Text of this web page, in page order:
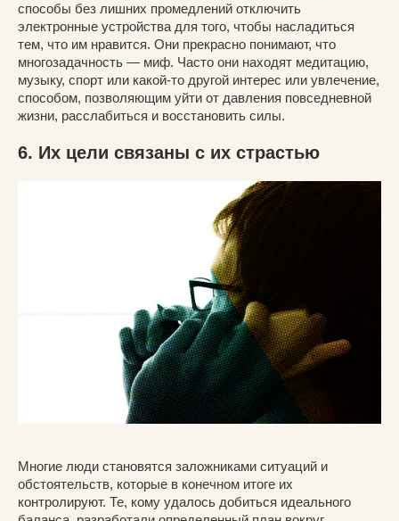
способы без лишних промедлений отключить
электронные устройства для того, чтобы насладиться
тем, что им нравится. Они прекрасно понимают, что
многозадачность — миф. Часто они находят медитацию,
музыку, спорт или какой-то другой интерес или увлечение,
способом, позволяющим уйти от давления повседневной
жизни, расслабиться и восстановить силы.
6. Их цели связаны с их страстью
Многие люди становятся заложниками ситуаций и
обстоятельств, которые в конечном итоге их
контролируют. Те, кому удалось добиться идеального